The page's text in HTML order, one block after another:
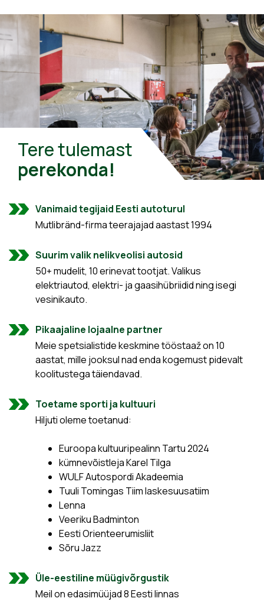
Tere tulemast
perekonda!
Vanimaid tegijaid Eesti autoturul
Mutlibränd-firma teerajajad aastast 1994
Suurim valik nelikveolisi autosid
50+ mudelit, 10 erinevat tootjat. Valikus
elektriautod, elektri- ja gaasihübriidid ning isegi
vesinikauto.
Pikaajaline lojaalne partner
Meie spetsialistide keskmine tööstaaž on 10
aastat, mille jooksul nad enda kogemust pidevalt
koolitustega täiendavad.
Toetame sporti ja kultuuri
Hiljuti oleme toetanud:
Euroopa kultuuripealinn Tartu 2024
kümnevõistleja Karel Tilga
WULF Autospordi Akadeemia
Tuuli Tomingas Tiim laskesuusatiim
Lenna
Veeriku Badminton
Eesti Orienteerumisliit
Sõru Jazz
Üle-eestiline müügivõrgustik
Meil on edasimüüjad 8 Eesti linnas